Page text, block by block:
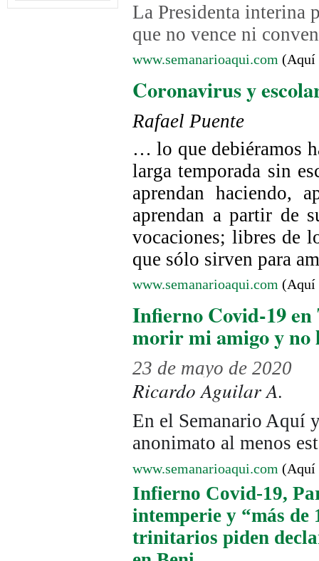
La Presidenta interina
que no vence ni
www.semanarioaqui.com (Aquí
Coronavirus y
Rafael Puente
… lo que debiéramos
larga temporada sin
aprendan haciendo,
aprendan a partir de
vocaciones; libres de
que sólo sirven para
www.semanarioaqui.com (Aquí
Infierno Covid-19
morir mi amigo y no
23 de mayo de 2020
Ricardo Aguilar A.
En el Semanario Aquí
anonimato al menos
www.semanarioaqui.com (Aquí
Infierno Covid-19,
intemperie y “más de
trinitarios piden